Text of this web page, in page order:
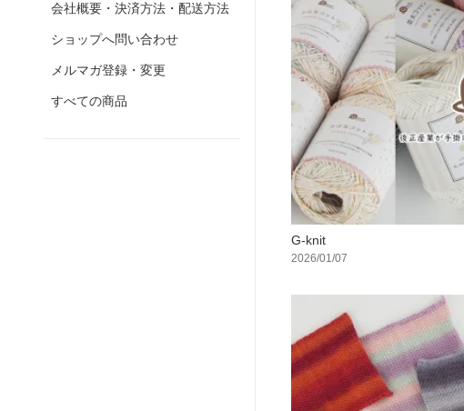
会社概要・決済方法・配送方法
ショップへ問い合わせ
メルマガ登録・変更
すべての商品
G-knit
2026/01/07